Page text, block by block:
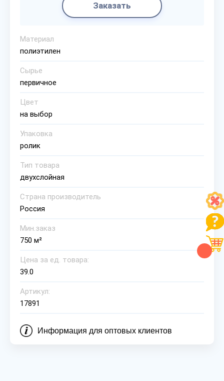
Заказать
Материал
полиэтилен
Сырье
первичное
Цвет
на выбор
Упаковка
ролик
Тип товара
двухслойная
Страна производитель
Россия
Мин.заказ
750 м²
Цена за ед. товара:
39.0
Артикул:
17891
Информация для оптовых клиентов